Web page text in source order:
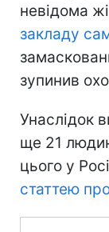
невідома
закладу
зупинив
Унаслідок
ще 21
цього у
статтею